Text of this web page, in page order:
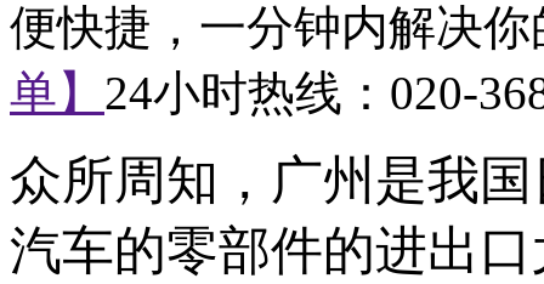
便快捷，一分钟内解决
单】 24小时热线： 020-
众所周知，广州是我
汽车的零部件的进出